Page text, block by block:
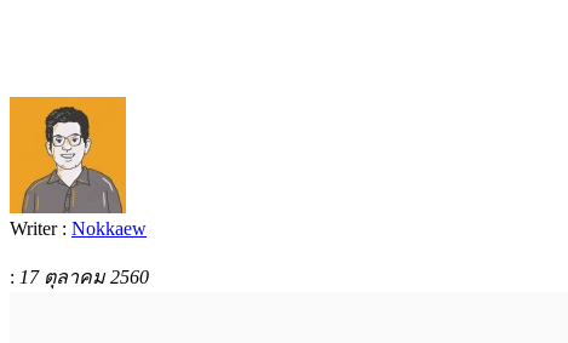
Writer : Nokkaew
: 17 ตุลาคม 2560